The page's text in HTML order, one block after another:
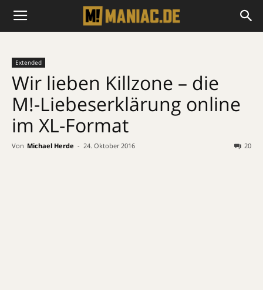
Extended
Wir lieben Killzone – die
M!-Liebeserklärung online
im XL-Format
Von Michael Herde - 24. Oktober 2016 20